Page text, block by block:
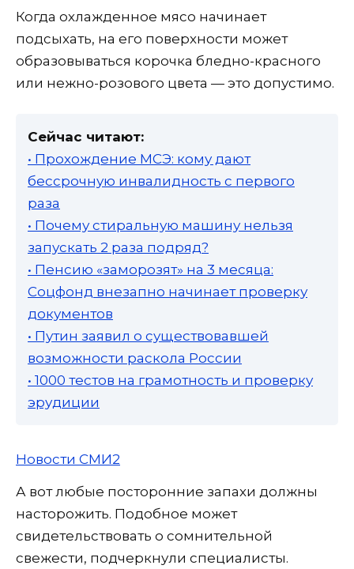
Когда охлажденное мясо начинает
подсыхать, на его поверхности может
образовываться корочка бледно-красного
или нежно-розового цвета — это допустимо.
Сейчас читают:
• Прохождение МСЭ: кому дают
бессрочную инвалидность с первого
раза
• Почему стиральную машину нельзя
запускать 2 раза подряд?
• Пенсию «заморозят» на 3 месяца:
Соцфонд внезапно начинает проверку
документов
• Путин заявил о существовавшей
возможности раскола России
• 1000 тестов на грамотность и проверку
эрудиции
Новости СМИ2
А вот любые посторонние запахи должны
насторожить. Подобное может
свидетельствовать о сомнительной
свежести, подчеркнули специалисты.